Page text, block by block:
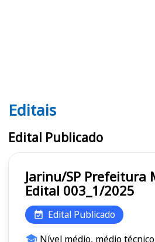
Editais
Editais
Edital Publicado
Jarinu/SP Prefeitura Municipal -
Edital 003_1/2025
Edital Publicado
Nível médio, médio técnico